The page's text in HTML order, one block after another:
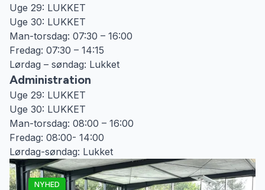
Uge 29: LUKKET
Uge 30: LUKKET
Man-torsdag: 07:30 – 16:00
Fredag: 07:30 – 14:15
Lørdag – søndag: Lukket
Administration
Uge 29: LUKKET
Uge 30: LUKKET
Man-torsdag: 08:00 – 16:00
Fredag: 08:00- 14:00
Lørdag-søndag: Lukket
NYHED